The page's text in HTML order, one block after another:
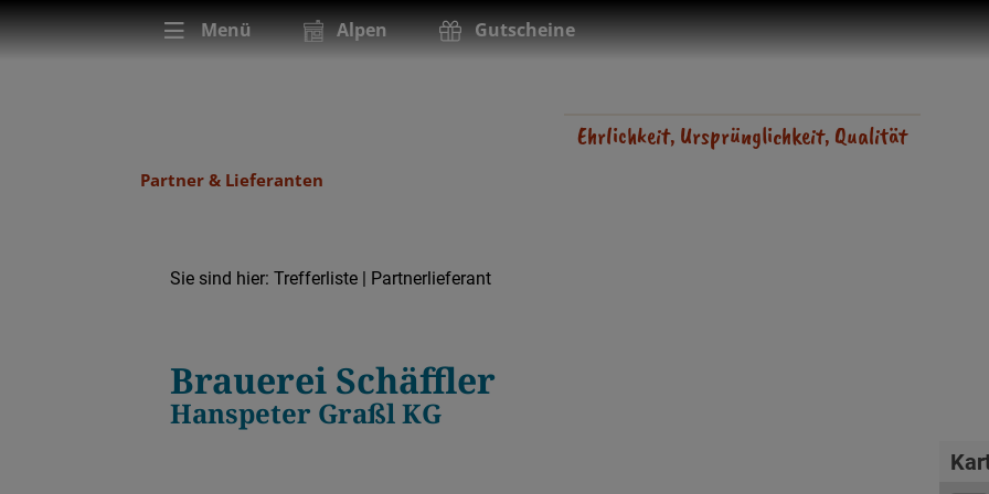
Menü Alpen Gutscheine
Ehrlichkeit, Ursprünglichkeit, Qualität
Partner & Lieferanten
Sie sind hier: Trefferliste | Partnerlieferant
Brauerei Schäffler
Hanspeter Graßl KG